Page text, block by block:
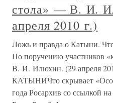
стола» — В. И.
апреля 2010 г.)
Ложь и правда о Катыни.
По поручению участников
В. И. Илюхин. (29 апреля
КАТЫНИЧто скрывает
года Росархив со ссылкой